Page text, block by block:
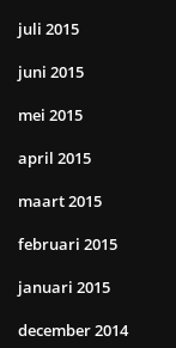
juli 2015
juni 2015
mei 2015
april 2015
maart 2015
februari 2015
januari 2015
december 2014